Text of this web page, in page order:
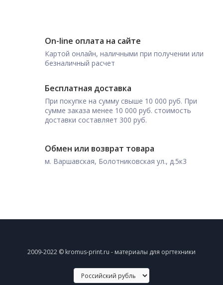
On-line оплата на сайте
Картой онлайн, наличными при получении или
безналичный расчет
Бесплатная доставка
При покупке на сумму свыше 10 000 руб. При
сумме заказа менее 10 000 руб. стоимость
доставки составляет 300 руб.
Обмен или возврат товара
м. Варшавская, Болотниковская ул., д.5к3
2009-2022 © kromus-print.ru - материалы для оргтехники